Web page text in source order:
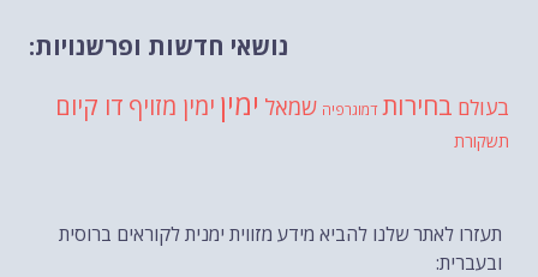
נושאי חדשות ופרשנויות:
בעולם בחירות דמוגרפיה שמאל ימין ימין מזויף דו קיום
תשקורת
תעזרו לאתר שלנו להביא מידע מזווית ימנית לקוראים ברוסית
ובעברית: